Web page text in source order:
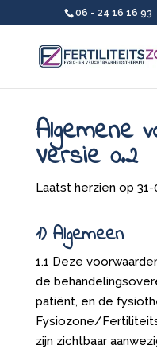
06 - 24 16 16 93
Algemene
Versie 0.2
Laatst herzien op 31-
1) Algemeen
1.1 Deze
de
patiënt, en de
Fysiozone/
zijn zichtbaar